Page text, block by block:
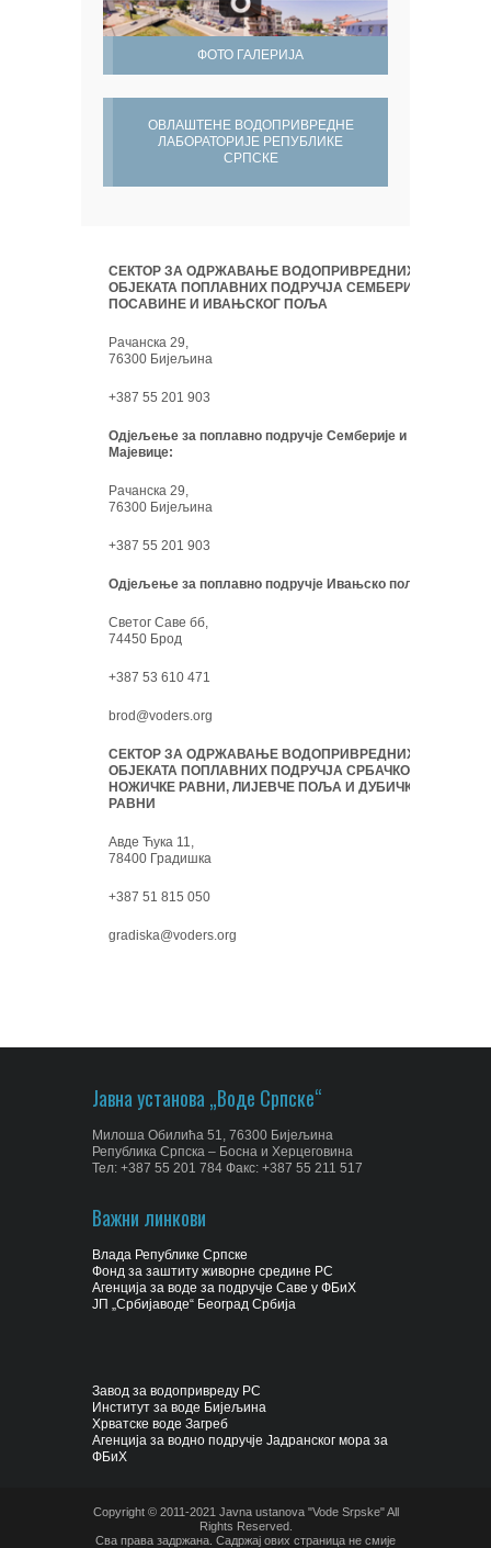
ФОТО ГАЛЕРИЈА
ОВЛАШТЕНЕ ВОДОПРИВРЕДНЕ
ЛАБОРАТОРИЈЕ РЕПУБЛИКЕ
СРПСКЕ
СЕКТОР ЗА ОДРЖАВАЊЕ ВОДОПРИВРЕДНИХ
ОБЈЕКАТА ПОПЛАВНИХ ПОДРУЧЈА СЕМБЕРИЈЕ,
ПОСАВИНЕ И ИВАЊСКОГ ПОЉА
Рачанска 29,
76300 Бијељина
+387 55 201 903
Одјељење за поплавно подручје Семберије и
Мајевице:
Рачанска 29,
76300 Бијељина
+387 55 201 903
Одјељење за поплавно подручје Ивањско поље:
Светог Саве бб,
74450 Брод
+387 53 610 471
brod@voders.org
СЕКТОР ЗА ОДРЖАВАЊЕ ВОДОПРИВРЕДНИХ
ОБЈЕКАТА ПОПЛАВНИХ ПОДРУЧЈА СРБАЧКО-
НОЖИЧКЕ РАВНИ, ЛИЈЕВЧЕ ПОЉА И ДУБИЧКЕ
РАВНИ
Авде Ћука 11,
78400 Градишка
+387 51 815 050
gradiska@voders.org
Јавна установа „Воде Српске“
Милоша Обилића 51, 76300 Бијељина
Република Српска – Босна и Херцеговина
Тел: +387 55 201 784 Факс: +387 55 211 517
Важни линкови
Влада Републике Српске
Фонд за заштиту живорне средине РС
Агенција за воде за подручје Саве у ФБиХ
ЈП „Србијаводе“ Београд Србија
Завод за водопривреду РС
Институт за воде Бијељина
Хрватске воде Загреб
Агенција за водно подручје Јадранског мора за
ФБиХ
Copyright © 2011-2021 Javna ustanova "Vode Srpske" All
Rights Reserved.
Сва права задржана. Садржај ових страница не смије